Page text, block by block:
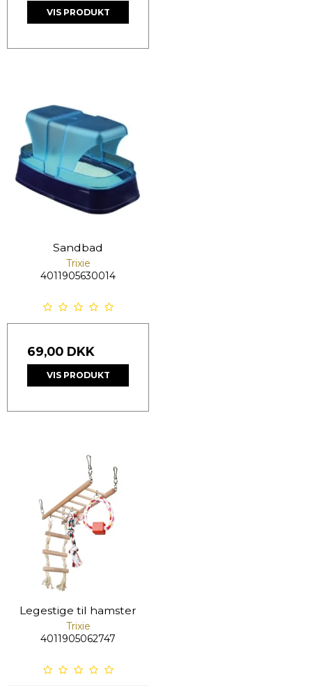
VIS PRODUKT
Sandbad
Trixie
4011905630014
69,00 DKK
VIS PRODUKT
Legestige til hamster
Trixie
4011905062747